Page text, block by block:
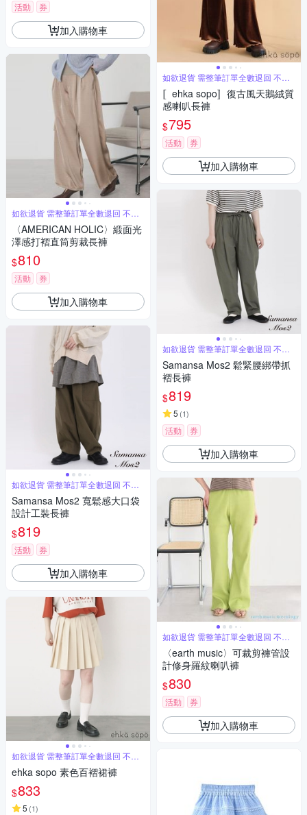
活動 券
加入購物車
如欲退貨 需整筆訂單全數退回 不能
單退
〈AMERICAN HOLIC〉緞面光
澤感打褶直筒剪裁長褲
$810
活動 券
加入購物車
如欲退貨 需整筆訂單全數退回 不能
單退
Samansa Mos2 寬鬆感大口袋
設計工裝長褲
$819
活動 券
加入購物車
如欲退貨 需整筆訂單全數退回 不能
單退
ehka sopo 素色百褶裙褲
$833
5 (1)
如欲退貨 需整筆訂單全數退回 不能
單退
〚ehka sopo〛復古風天鵝絨質
感喇叭長褲
$795
活動 券
加入購物車
如欲退貨 需整筆訂單全數退回 不能
單退
Samansa Mos2 鬆緊腰綁帶抓
褶長褲
$819
5 (1)
活動 券
加入購物車
如欲退貨 需整筆訂單全數退回 不能
單退
〈earth music〉可裁剪褲管設
計修身羅紋喇叭褲
$830
活動 券
加入購物車